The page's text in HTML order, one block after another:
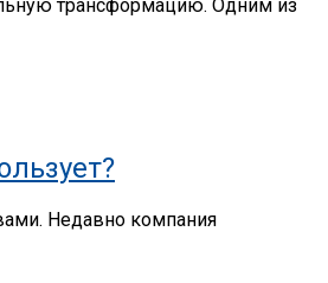
трансформацию. Одним из
Недавно компания